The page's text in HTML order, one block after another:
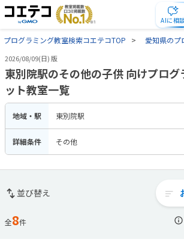
AIに相談
プログラミング教室検索コエテコTOP 愛知県のプ
2026/08/09(日) 版
東別院駅のその他の子供 向けプロ
ット教室一覧
地域・駅 東別院駅
詳細条件 その他
並び替え
全8件